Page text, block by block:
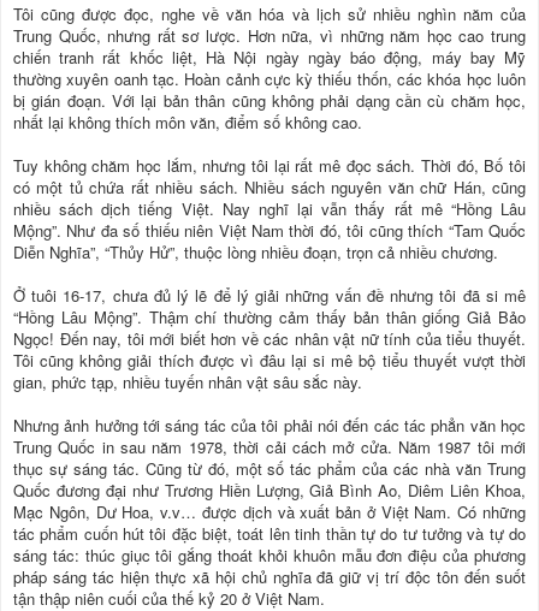
Tôi cũng được đọc, nghe về văn hóa và lịch sử nhiều nghìn năm của
Trung Quốc, nhưng rất sơ lược. Hơn nữa, vì những năm học cao trung
chiến tranh rất khốc liệt, Hà Nội ngày ngày báo động, máy bay Mỹ
thường xuyên oanh tạc. Hoàn cảnh cực kỳ thiếu thốn, các khóa học luôn
bị gián đoạn. Với lại bản thân cũng không phải dạng cần cù chăm học,
nhất lại không thích môn văn, điểm số không cao.
Tuy không chăm học lắm, nhưng tôi lại rất mê đọc sách. Thời đó, Bố tôi
có một tủ chứa rất nhiều sách. Nhiều sách nguyên văn chữ Hán, cũng
nhiều sách dịch tiếng Việt. Nay nghĩ lại vẫn thấy rất mê “Hồng Lâu
Mộng”. Như đa số thiếu niên Việt Nam thời đó, tôi cũng thích “Tam Quốc
Diễn Nghĩa”, “Thủy Hử”, thuộc lòng nhiều đoạn, trọn cả nhiều chương.
Ở tuôi 16-17, chưa đủ lý lẽ để lý giải những vấn đề nhưng tôi đã si mê
“Hồng Lâu Mộng”. Thậm chí thường cảm thấy bản thân giống Giả Bảo
Ngọc! Đến nay, tôi mới biết hơn về các nhân vật nữ tính của tiểu thuyết.
Tôi cũng không giải thích được vì đâu lại si mê bộ tiểu thuyết vượt thời
gian, phức tạp, nhiều tuyến nhân vật sâu sắc này.
Nhưng ảnh hưởng tới sáng tác của tôi phải nói đến các tác phẳn văn học
Trung Quốc in sau năm 1978, thời cải cách mở cửa. Năm 1987 tôi mới
thục sự sáng tác. Cũng từ đó, một số tác phẩm của các nhà văn Trung
Quốc đương đại như Trương Hiền Lượng, Giả Bình Ao, Diêm Liên Khoa,
Mạc Ngôn, Dư Hoa, v.v… được dịch và xuất bản ở Việt Nam. Có những
tác phẩm cuốn hút tôi đặc biệt, toát lên tinh thần tự do tư tưởng và tự do
sáng tác: thúc giục tôi gắng thoát khỏi khuôn mẫu đơn điệu của phương
pháp sáng tác hiện thực xã hội chủ nghĩa đã giữ vị trí độc tôn đến suốt
tận thập niên cuối của thế kỷ 20 ở Việt Nam.